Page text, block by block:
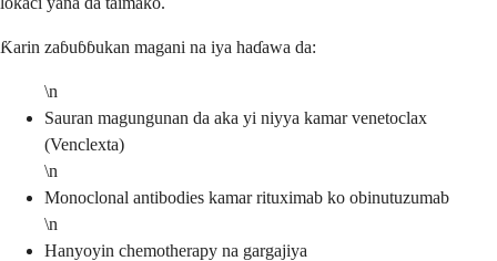
Ƙarin zaɓuɓɓukan magani na iya haɗawa da:
\n
Sauran magungunan da aka yi niyya kamar venetoclax
(Venclexta)
\n
Monoclonal antibodies kamar rituximab ko obinutuzumab
\n
Hanyoyin chemotherapy na gargajiya